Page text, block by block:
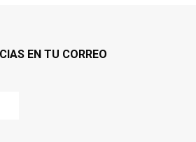
EN TU CORREO